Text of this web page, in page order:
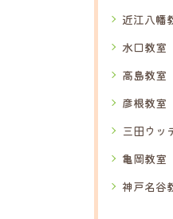
近江八幡
水口教室
高島教室
彦根教室
三田ウッ
亀岡教室
神戸名谷